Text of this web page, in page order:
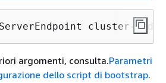
cluster-
argomenti, consulta.Parametri
dello script di bootstrap.